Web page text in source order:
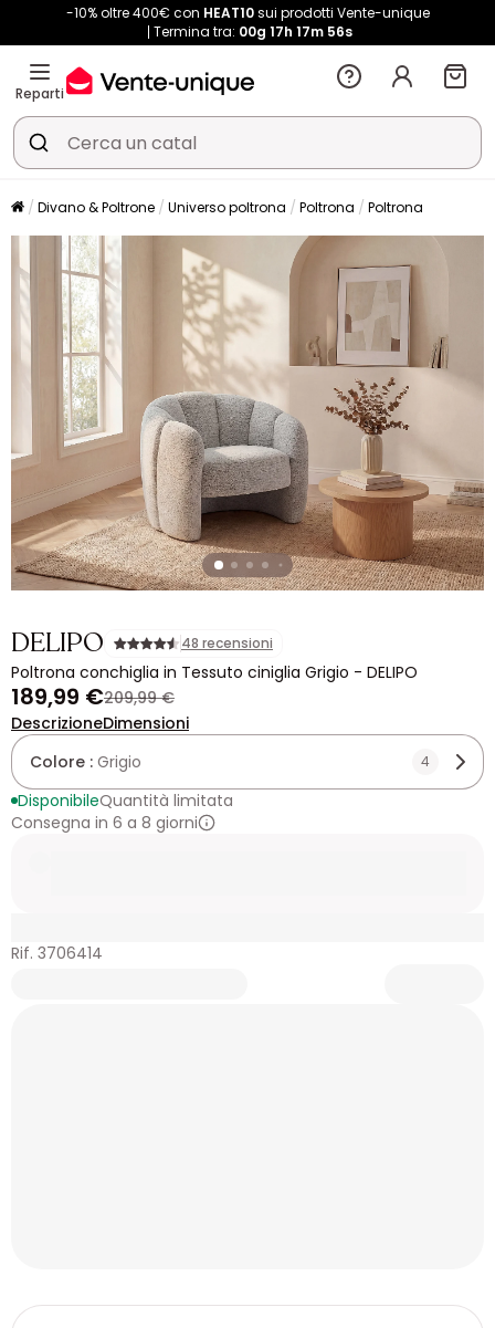
-10% oltre 400€ con HEAT10sui prodotti Vente-unique
Termina tra: 00g 17h 17m 56s
Reparti
Divano & Poltrone Universo poltrona Poltrona Poltrona
DELIPO 48 recensioni
Poltrona conchiglia in Tessuto ciniglia Grigio - DELIPO
189,99 €209,99 €
DescrizioneDimensioni
Colore : Grigio 4
DisponibileQuantità limitata
Consegna in 6 a 8 giorni
Rif. 3706414